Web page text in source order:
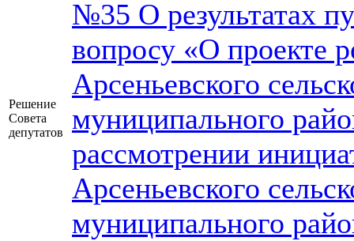
Решение
Совета
депутатов
№35 О результатах
вопросу «О проекте
Арсеньевского
муниципального
рассмотрении
Арсеньевского
муниципального